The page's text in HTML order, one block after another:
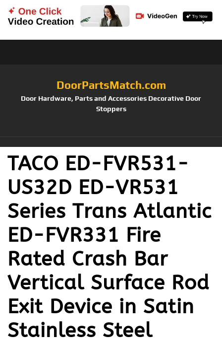
DoorPartsMatch.com
Door Hardware, Parts and Accessories Decorative Door
Stoppers
TACO ED-FVR531-
US32D ED-VR531
Series Trans Atlantic
ED-FVR331 Fire
Rated Crash Bar
Vertical Surface Rod
Exit Device in Satin
Stainless Steel